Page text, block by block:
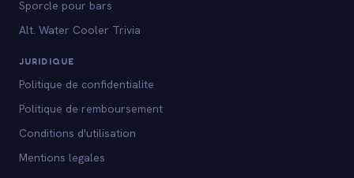
Sporcle pour bars
Alt. Water Cooler Trivia
JURIDIQUE
Politique de confidentialite
Politique de remboursement
Conditions d'utilisation
Mentions legales